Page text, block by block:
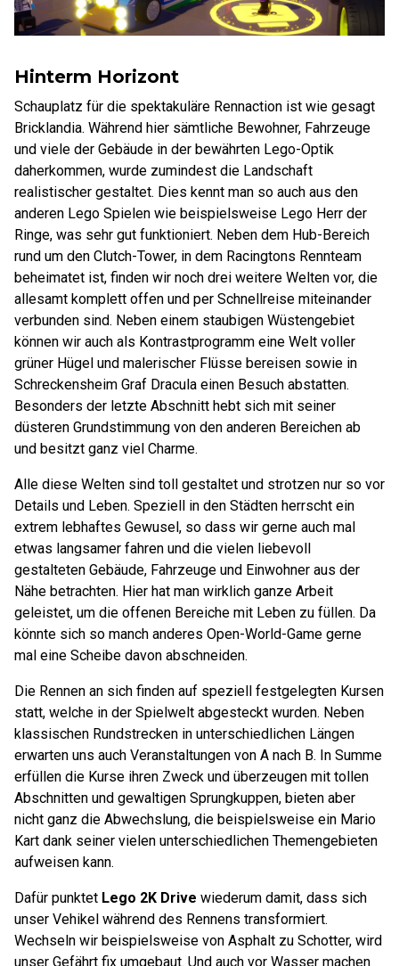
Hinterm Horizont
Schauplatz für die spektakuläre Rennaction ist wie gesagt
Bricklandia. Während hier sämtliche Bewohner, Fahrzeuge
und viele der Gebäude in der bewährten Lego-Optik
daherkommen, wurde zumindest die Landschaft
realistischer gestaltet. Dies kennt man so auch aus den
anderen Lego Spielen wie beispielsweise Lego Herr der
Ringe, was sehr gut funktioniert. Neben dem Hub-Bereich
rund um den Clutch-Tower, in dem Racingtons Rennteam
beheimatet ist, finden wir noch drei weitere Welten vor, die
allesamt komplett offen und per Schnellreise miteinander
verbunden sind. Neben einem staubigen Wüstengebiet
können wir auch als Kontrastprogramm eine Welt voller
grüner Hügel und malerischer Flüsse bereisen sowie in
Schreckensheim Graf Dracula einen Besuch abstatten.
Besonders der letzte Abschnitt hebt sich mit seiner
düsteren Grundstimmung von den anderen Bereichen ab
und besitzt ganz viel Charme.
Alle diese Welten sind toll gestaltet und strotzen nur so vor
Details und Leben. Speziell in den Städten herrscht ein
extrem lebhaftes Gewusel, so dass wir gerne auch mal
etwas langsamer fahren und die vielen liebevoll
gestalteten Gebäude, Fahrzeuge und Einwohner aus der
Nähe betrachten. Hier hat man wirklich ganze Arbeit
geleistet, um die offenen Bereiche mit Leben zu füllen. Da
könnte sich so manch anderes Open-World-Game gerne
mal eine Scheibe davon abschneiden.
Die Rennen an sich finden auf speziell festgelegten Kursen
statt, welche in der Spielwelt abgesteckt wurden. Neben
klassischen Rundstrecken in unterschiedlichen Längen
erwarten uns auch Veranstaltungen von A nach B. In Summe
erfüllen die Kurse ihren Zweck und überzeugen mit tollen
Abschnitten und gewaltigen Sprungkuppen, bieten aber
nicht ganz die Abwechslung, die beispielsweise ein Mario
Kart dank seiner vielen unterschiedlichen Themengebieten
aufweisen kann.
Dafür punktet Lego 2K Drive wiederum damit, dass sich
unser Vehikel während des Rennens transformiert.
Wechseln wir beispielsweise von Asphalt zu Schotter, wird
unser Gefährt fix umgebaut. Und auch vor Wasser machen